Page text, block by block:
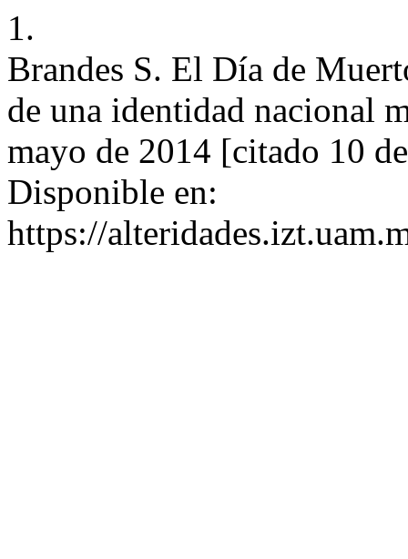
1.
Brandes S. El Día de
de una identidad nacional
mayo de 2014 [citado 10
Disponible en:
https://